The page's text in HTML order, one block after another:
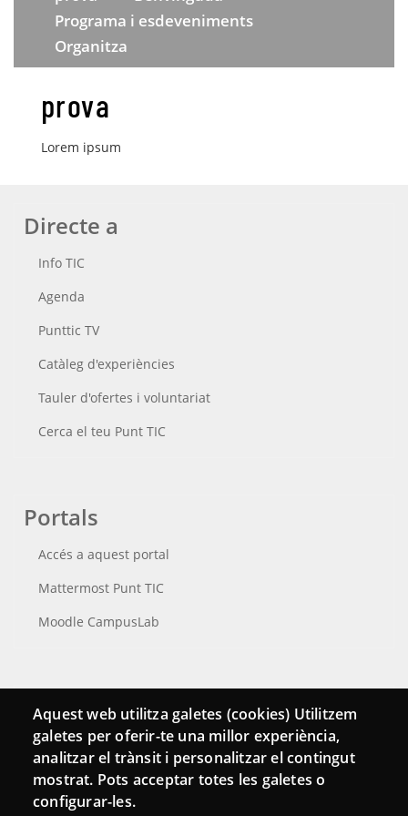
Programa i esdeveniments
Organitza
prova
Lorem ipsum
Directe a
Info TIC
Agenda
Punttic TV
Catàleg d'experiències
Tauler d'ofertes i voluntariat
Cerca el teu Punt TIC
Portals
Accés a aquest portal
Mattermost Punt TIC
Moodle CampusLab
Connecta
Bustia de contacte
Butlletins
Aquest web utilitza galetes (cookies) Utilitzem
galetes per oferir-te una millor experiència,
analitzar el trànsit i personalitzar el contingut
mostrat. Pots acceptar totes les galetes o
configurar-les.